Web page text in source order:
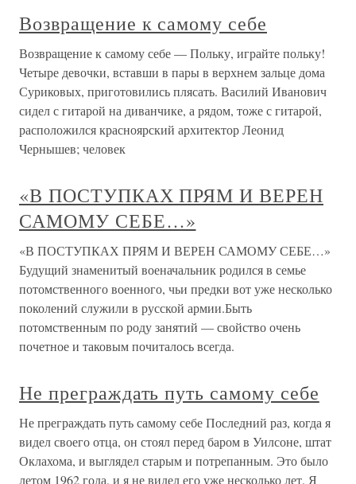
Возвращение к самому себе
Возвращение к самому себе — Польку, играйте польку!
Четыре девочки, вставши в пары в верхнем зальце дома
Суриковых, приготовились плясать. Василий Иванович
сидел с гитарой на диванчике, а рядом, тоже с гитарой,
расположился красноярский архитектор Леонид
Чернышев; человек
«В ПОСТУПКАХ ПРЯМ И ВЕРЕН
САМОМУ СЕБЕ…»
«В ПОСТУПКАХ ПРЯМ И ВЕРЕН САМОМУ СЕБЕ…»
Будущий знаменитый военачальник родился в семье
потомственного военного, чьи предки вот уже несколько
поколений служили в русской армии.Быть
потомственным по роду занятий — свойство очень
почетное и таковым почиталось всегда.
Не преграждать путь самому себе
Не преграждать путь самому себе Последний раз, когда я
видел своего отца, он стоял перед баром в Уилсоне, штат
Оклахома, и выглядел старым и потрепанным. Это было
летом 1962 года, и я не видел его уже несколько лет. Я